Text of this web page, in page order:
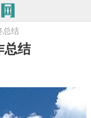
总结
总结